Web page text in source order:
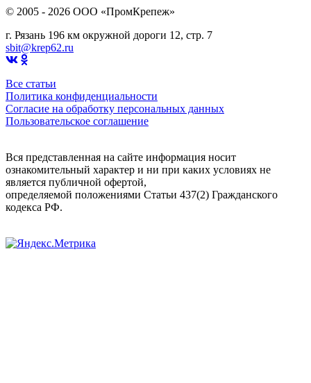
© 2005 - 2026 OOO «ПромКрепеж»
г. Рязань 196 км окружной дороги 12, стр. 7
sbit@krep62.ru
Все статьи
Политика конфиденциальности
Согласие на обработку персональных данных
Пользовательское соглашение
Вся представленная на сайте информация носит
ознакомительный характер и ни при каких условиях не
является публичной офертой,
определяемой положениями Статьи 437(2) Гражданского
кодекса РФ.